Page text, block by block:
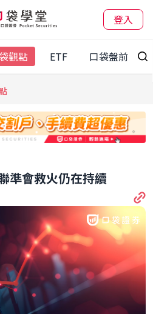
登入
觀點 ETF 口袋盤前報
準會救火仍在持續